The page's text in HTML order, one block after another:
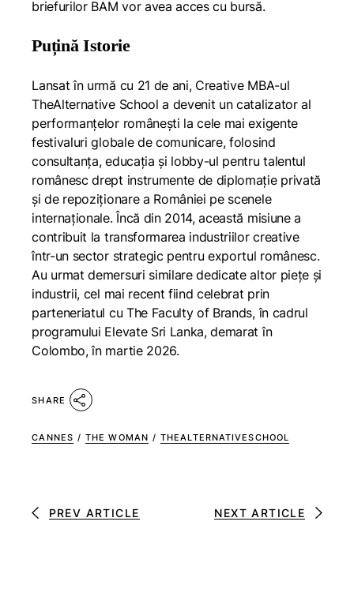
briefurilor BAM vor avea acces cu bursă.
Puțină Istorie
Lansat în urmă cu 21 de ani, Creative MBA-ul
TheAlternative School a devenit un catalizator al
performanțelor românești la cele mai exigente
festivaluri globale de comunicare, folosind
consultanța, educația și lobby-ul pentru talentul
românesc drept instrumente de diplomație privată
și de repoziționare a României pe scenele
internaționale. Încă din 2014, această misiune a
contribuit la transformarea industriilor creative
într-un sector strategic pentru exportul românesc.
Au urmat demersuri similare dedicate altor piețe și
industrii, cel mai recent fiind celebrat prin
parteneriatul cu The Faculty of Brands, în cadrul
programului Elevate Sri Lanka, demarat în
Colombo, în martie 2026.
SHARE
CANNES / THE WOMAN / THEALTERNATIVESCHOOL
PREV ARTICLE NEXT ARTICLE